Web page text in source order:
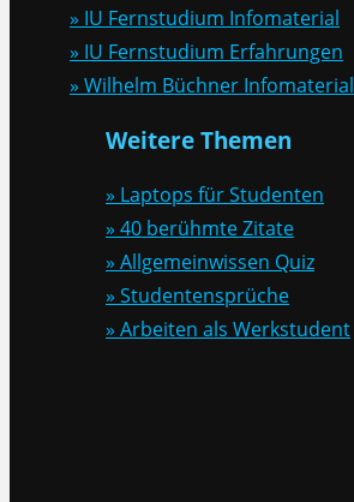
» IU Fernstudium Infomaterial
» IU Fernstudium Erfahrungen
» Wilhelm Büchner Infomaterial
Weitere Themen
» Laptops für Studenten
» 40 berühmte Zitate
» Allgemeinwissen Quiz
» Studentensprüche
» Arbeiten als Werkstudent